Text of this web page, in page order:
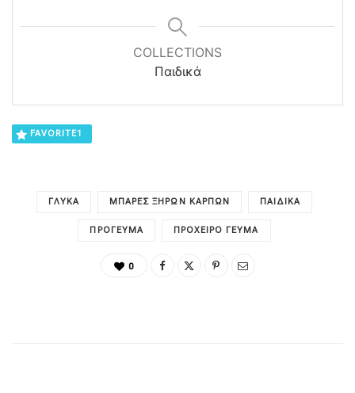
COLLECTIONS
Παιδικά
FAVORITE1
ΓΛΥΚΆ ΜΠΆΡΕΣ ΞΗΡΏΝ ΚΑΡΠΏΝ ΠΑΙΔΙΚΑ
ΠΡΌΓΕΥΜΑ ΠΡΌΧΕΙΡΟ ΓΕΎΜΑ
0